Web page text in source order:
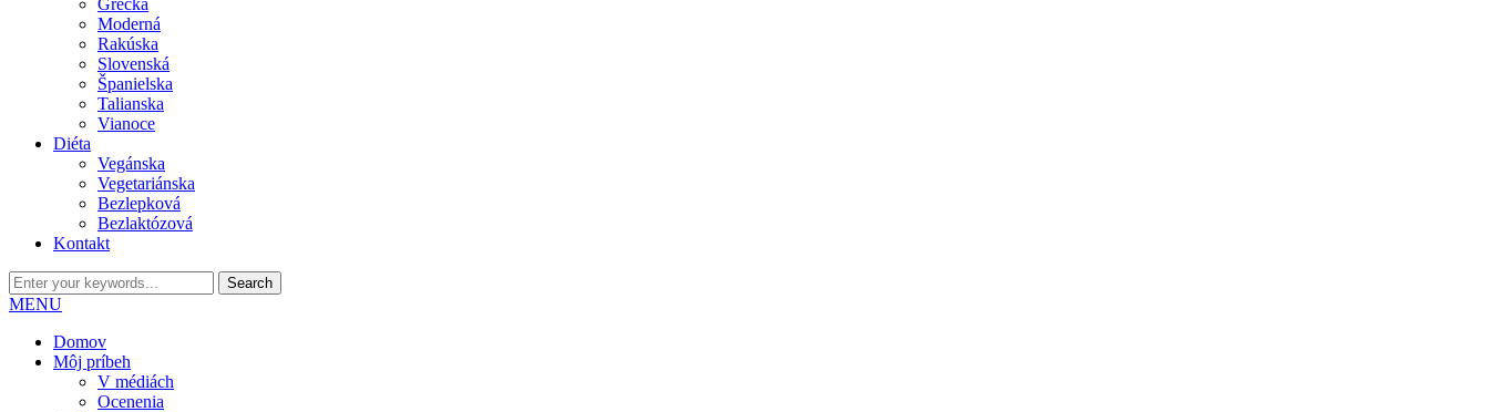
Grécka
Moderná
Rakúska
Slovenská
Španielska
Talianska
Vianoce
Diéta
Vegánska
Vegetariánska
Bezlepková
Bezlaktózová
Kontakt
MENU
Domov
Môj príbeh
V médiách
Ocenenia